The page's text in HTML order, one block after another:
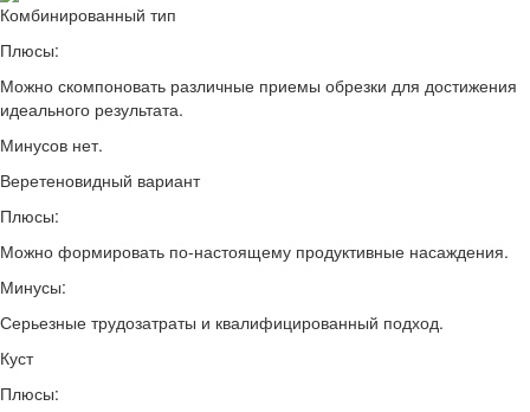
Комбинированный тип
Плюсы:
Можно скомпоновать различные приемы обрезки для достижения
идеального результата.
Минусов нет.
Веретеновидный вариант
Плюсы:
Можно формировать по-настоящему продуктивные насаждения.
Минусы:
Серьезные трудозатраты и квалифицированный подход.
Куст
Плюсы: